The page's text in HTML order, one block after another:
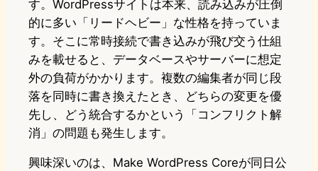
す。WordPressサイトは本来、読み込みが圧倒
的に多い「リードヘビー」な性格を持っていま
す。そこに常時接続で書き込みが飛び交う仕組
みを載せると、データベースやサーバーに想定
外の負荷がかかります。複数の編集者が同じ段
落を同時に書き換えたとき、どちらの変更を優
先し、どう統合するかという「コンフリクト解
消」の問題も発生します。
興味深いのは、Make WordPress Coreが同日公